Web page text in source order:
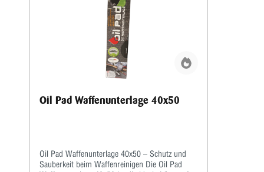
Oil Pad Waffenunterlage 40x50
Oil Pad Waffenunterlage 40x50 – Schutz und
Sauberkeit beim Waffenreinigen Die Oil Pad